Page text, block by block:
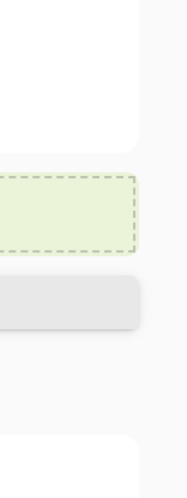
и
части.
для
прямо